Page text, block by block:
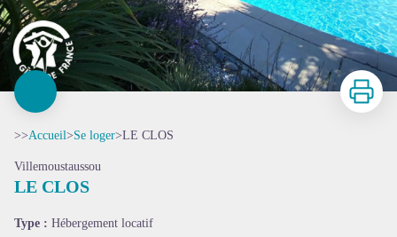
Imprimer
>>Accueil>Se loger>LE CLOS
Villemoustaussou
LE CLOS
Type : Hébergement locatif